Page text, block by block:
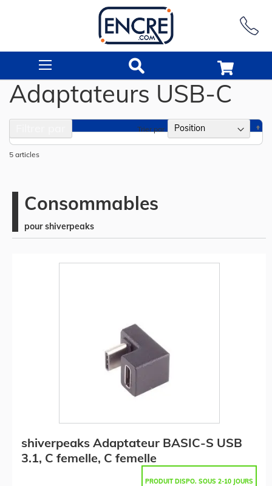
Adaptateurs USB-C
5 articles
Trier par
Consommables
pour shiverpeaks
shiverpeaks Adaptateur BASIC-S USB
3.1, C femelle, C femelle
PRODUIT DISPO. SOUS 2-10 JOURS